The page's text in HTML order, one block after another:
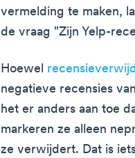
vermelding te maken,
de vraag "Zijn Yelp-
Hoewel
negatieve recensies
het er anders aan toe
markeren ze alleen
ze verwijdert. Dat is